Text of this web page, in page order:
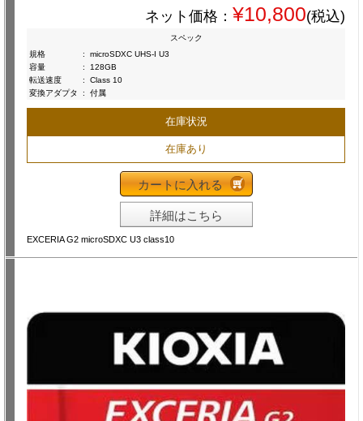
ネット価格： ¥10,800(税込)
スペック
規格
:
microSDXC UHS-I U3
容量
:
128GB
転送速度
:
Class 10
変換アダプタ
: 付属
在庫状況
在庫あり
カートに入れる
詳細はこちら
EXCERIA G2 microSDXC U3 class10